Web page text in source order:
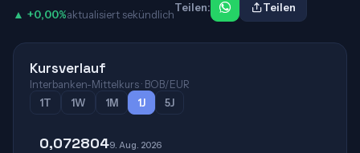
▲ +0,00%aktualisiert sekündlich
Teilen: Teilen
Kursverlauf
Interbanken-Mittelkurs · BOB/EUR
1T
1W 1M 1J 5J
0,0728049. Aug. 2026